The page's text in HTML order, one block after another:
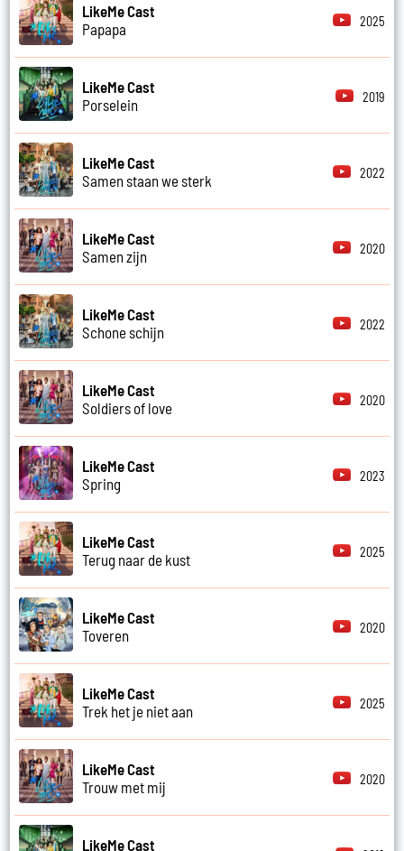
LikeMe Cast
Papapa
2025
LikeMe Cast
Porselein
2019
LikeMe Cast
Samen staan we sterk
2022
LikeMe Cast
Samen zijn
2020
LikeMe Cast
Schone schijn
2022
LikeMe Cast
Soldiers of love
2020
LikeMe Cast
Spring
2023
LikeMe Cast
Terug naar de kust
2025
LikeMe Cast
Toveren
2020
LikeMe Cast
Trek het je niet aan
2025
LikeMe Cast
Trouw met mij
2020
LikeMe Cast